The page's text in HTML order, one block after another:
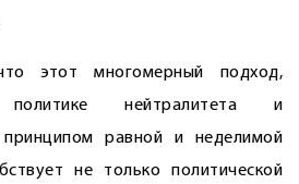
этот многомерный подход,
нейтралитета и
принципом равной и неделимой
не только политической